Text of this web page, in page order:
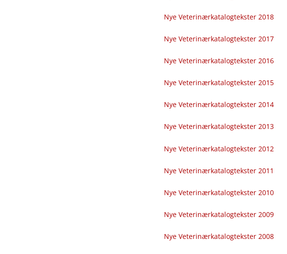
Nye Veterinærkatalogtekster 2018
Nye Veterinærkatalogtekster 2017
Nye Veterinærkatalogtekster 2016
Nye Veterinærkatalogtekster 2015
Nye Veterinærkatalogtekster 2014
Nye Veterinærkatalogtekster 2013
Nye Veterinærkatalogtekster 2012
Nye Veterinærkatalogtekster 2011
Nye Veterinærkatalogtekster 2010
Nye Veterinærkatalogtekster 2009
Nye Veterinærkatalogtekster 2008